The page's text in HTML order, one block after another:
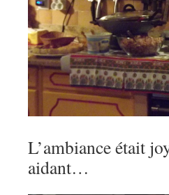
L’ambiance était
aidant…